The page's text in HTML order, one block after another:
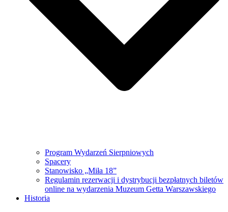
Program Wydarzeń Sierpniowych
Spacery
Stanowisko „Miła 18”
Regulamin rezerwacji i dystrybucji bezpłatnych biletów
online na wydarzenia Muzeum Getta Warszawskiego
Historia